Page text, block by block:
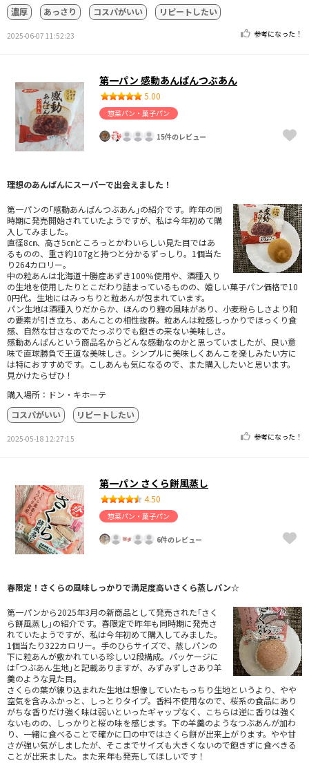
濃厚 あっさり コスパがいい リピートしたい
2025-06-07 11:52:23 参考になった！
第一パン 感動あんぱんつぶあん
5.00
惣菜パン・菓子パン
15件のレビュー
理想のあんぱんにスーパーで出会えました！
第一パンの｢感動あんぱんつぶあん｣の紹介です。昨年の同
時期に発売開始されていたようですが、私は今年初めて購
入してみました。
直径8㎝、高さ5㎝ところっとかわいらしい見た目ではあ
るものの、重さ約107gと持つと分かるずっしり。1個当た
り264カロリー。
中の粒あんは北海道十勝産あずき100％使用や、酒種入り
の生地を使用したりとこだわり詰まっているものの、嬉しい菓子パン価格で10
0円代。生地にはみっちりと粒あんが包まれています。
パン生地は酒種入りだからか、ほんのり麹の風味があり、小麦粉らしさより和
の要素が引き立ち、あんことの相性抜群。粒あんは粒感しっかりでほっくり食
感、自然な甘さなのでたっぷりでも飽きの来ない美味しさ。
感動あんぱんという商品名からどんな感動なのかと思っていましたが、良い意
味で直球勝負で王道な美味しさ。シンプルに美味しくあんこを楽しみたい方に
は特におすすめです。こしあんも気になるので、また購入したいと思います。
見かけたらぜひ！
購入場所：ドン・キホーテ
コスパがいい
リピートしたい
2025-05-18 12:27:15 参考になった！
第一パン さくら餅風蒸し
4.50
惣菜パン・菓子パン
6件のレビュー
春限定！さくらの風味しっかりで満足度高いさくら蒸しパン☆
第一パンから2025年3月の新商品として発売された｢さく
ら餅風蒸し｣の紹介です。春限定で昨年も同時期に発売さ
れていたようですが、私は今年初めて購入してみました。
1個当たり322カロリー。手のひらサイズで、蒸しパンの
下に粒あんが敷かれている珍しい2段構成。パッケージに
は｢つぶあん生地｣と記載ありますが、みずみずしさあり羊
羹のような見た目。
さくらの葉が練り込まれた生地は想像していたもっちり生地というより、やや
空気を含みふかっと、しっとりタイプ。香料不使用なので、桜系の食品にあり
がちな香りだけ強く味は弱いといったギャップなく、こちらは逆に香りは強く
ないものの、しっかりと桜の味を感じます。下の羊羹のようなつぶあんが加わ
り、一緒に食べることで確かに口の中ではさくら餅が出来上がります。やや甘
さが強い気がしましたが、そこまでサイズも大きくないので飽きずに食べきる
ことが出来ました。また来年も発売してほしいです！